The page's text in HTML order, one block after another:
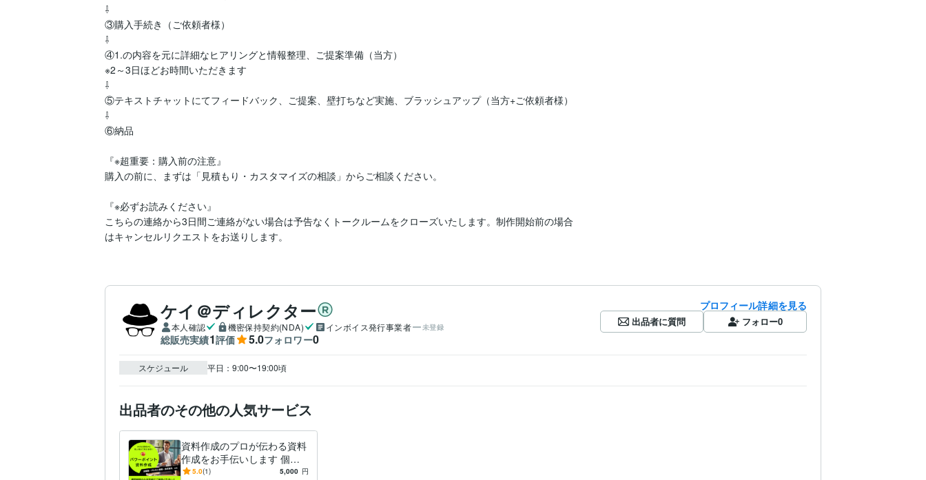
⇩
③購入手続き（ご依頼者様）
⇩
④1.の内容を元に詳細なヒアリングと情報整理、ご提案準備（当方）
※2～3日ほどお時間いただきます
⇩
⑤テキストチャットにてフィードバック、ご提案、壁打ちなど実施、ブラッシュアップ（当方+ご依頼者様）
⇩
⑥納品
『※超重要：購入前の注意』
購入の前に、まずは「見積もり・カスタマイズの相談」からご相談ください。
『※必ずお読みください』
こちらの連絡から3日間ご連絡がない場合は予告なくトークルームをクローズいたします。制作開始前の場合
はキャンセルリクエストをお送りします。
ケイ＠ディレクター
本人確認 機密保持契約(NDA) インボイス発行事業者 未登録
総販売実績1評価 5.0フォロワー0
プロフィール詳細を見る
出品者に質問 フォロー0
スケジュール 平日：9:00〜19:00頃
出品者のその他の人気サービス
資料作成のプロが伝わる資料
作成をお手伝いします 個人
～大手企業様との取引実績30
5.0(1) 5,000 円